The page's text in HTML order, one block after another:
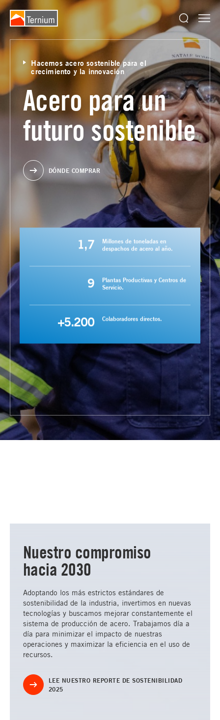
Hacemos acero sostenible para el
crecimiento y la innovación
Acero para un
futuro sostenible
DÓNDE COMPRAR
1,7
Millones de toneladas en
despachos de acero al año.
9
Plantas Productivas y Centros de
Servicio.
+5.200 Colaboradores directos.
Nuestro compromiso
hacia 2030
Adoptando los más estrictos estándares de
sostenibilidad de la industria, invertimos en nuevas
tecnologías y buscamos mejorar constantemente el
sistema de producción de acero. Trabajamos día a
día para minimizar el impacto de nuestras
operaciones y maximizar la eficiencia en el uso de
recursos.
LEE NUESTRO REPORTE DE SOSTENIBILIDAD
2025